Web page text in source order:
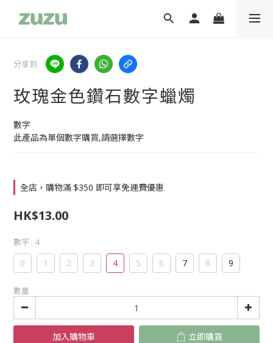
分享到
玫瑰金色鑽石數字蠟燭
數字
此產品為單個數字購買,請選擇數字
全店，購物滿 $350 即可享免運費優惠
HK$13.00
數字 : 4
0 1 2 3 4 5 6 7 8 9
數量
加入購物車 立即購買